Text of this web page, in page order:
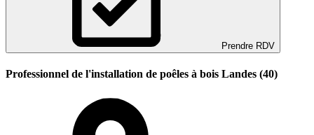
Prendre RDV
Professionnel de l'installation de poêles à bois Landes (40)